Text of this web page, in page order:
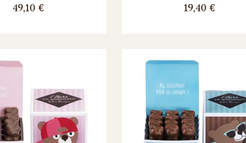
49,10 € 19,40 €